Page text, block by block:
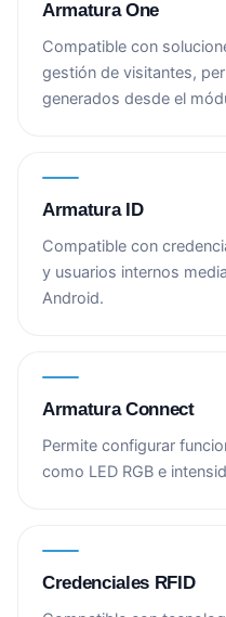
Armatura One
Compatible con
gestión de visitantes,
generados desde el
Armatura ID
Compatible con
y usuarios internos
Android.
Armatura Connect
Permite configurar
como LED RGB e
Credenciales RFID